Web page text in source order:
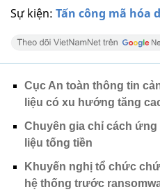
Sự kiện: Tấn công mã hóa
Cục An toàn thông tin
liệu có xu hướng tăng
Chuyên gia chỉ cách
liệu tống tiền
Khuyến nghị tổ chức
hệ thống trước